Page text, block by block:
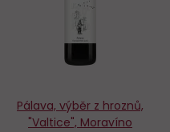
Pálava, výběr z hroznů,
"Valtice", Moravíno